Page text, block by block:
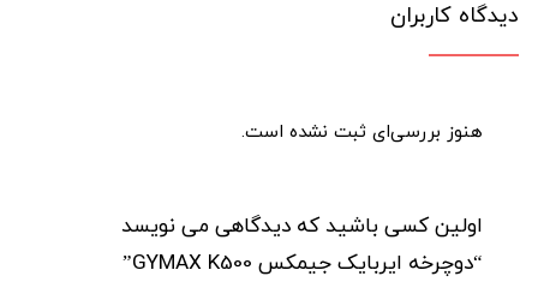
دیدگاه کاربران
هنوز بررسی‌ای ثبت نشده است.
اولین کسی باشید که دیدگاهی می نویسد
“دوچرخه ایربایک جیمکس GYMAX K500”